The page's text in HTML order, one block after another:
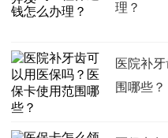
理？
医院补
围哪些？